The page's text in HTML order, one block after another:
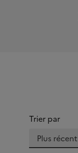
Trier par